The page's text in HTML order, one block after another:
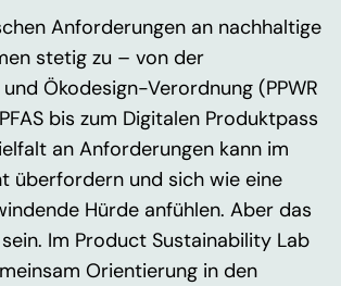
Anforderungen an nachhaltige
stetig zu – von der
und Ökodesign-Verordnung (PPWR
bis zum Digitalen Produktpass
an Anforderungen kann im
überfordern und sich wie eine
Hürde anfühlen. Aber das
Im Product Sustainability Lab
Orientierung in den